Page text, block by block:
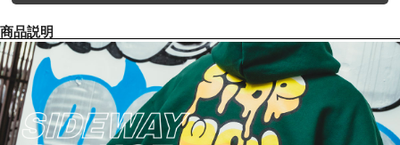
商品説明